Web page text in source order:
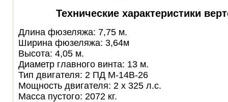
Технические характеристики
Длина фюзеляжа: 7,75 м.
Ширина фюзеляжа: 3,64м
Высота: 4,05 м.
Диаметр главного винта: 13 м.
Тип двигателя: 2 ПД М-14В-26
Мощность двигателя: 2 х 325 л.с.
Масса пустого: 2072 кг.